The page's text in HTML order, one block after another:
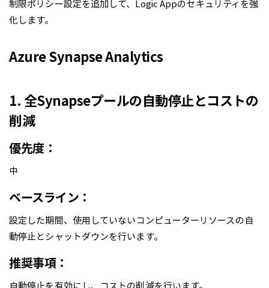
制限ポリシー設定を追加して、Logic Appのセキュリティを強
化します。
Azure Synapse Analytics
1. 全Synapseプールの自動停止とコストの
削減
優先度：
中
ベースライン：
設定した期間、使用していないコンピューターリソースの自
動停止とシャットダウンを行います。
推奨事項：